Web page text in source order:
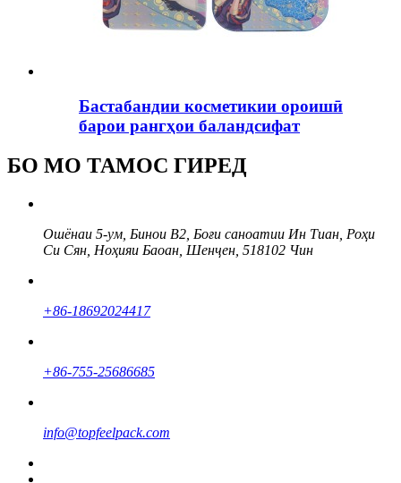
Бастабандии косметикии ороишӣ
барои рангҳои баландсифат
БО МО ТАМОС ГИРЕД
Ошёнаи 5-ум, Бинои B2, Боғи саноатии Ин Тиан, Роҳи
Си Сян, Ноҳияи Баоан, Шенҷен, 518102 Чин
+86-18692024417
+86-755-25686685
info@topfeelpack.com